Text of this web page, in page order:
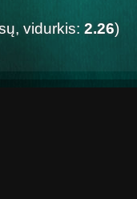
vidurkis: 2.26)